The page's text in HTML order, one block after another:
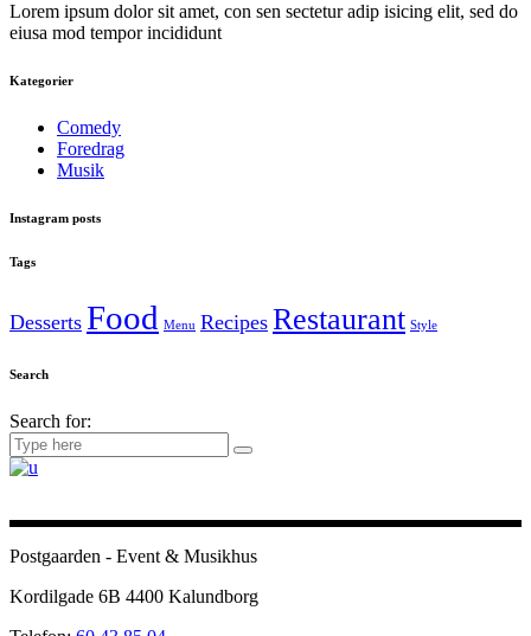
Lorem ipsum dolor sit amet, con sen sectetur adip isicing elit, sed do
eiusa mod tempor incididunt
Kategorier
Comedy
Foredrag
Musik
Instagram posts
Tags
Desserts Food Menu Recipes Restaurant Style
Search
Search for:
Postgaarden - Event & Musikhus
Kordilgade 6B 4400 Kalundborg